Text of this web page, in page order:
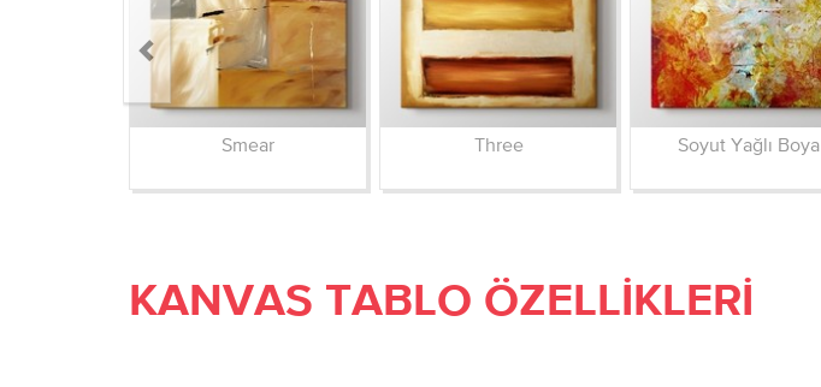
Smear Three Soyut Yağlı Boya
KANVAS TABLO ÖZELLIKLERI